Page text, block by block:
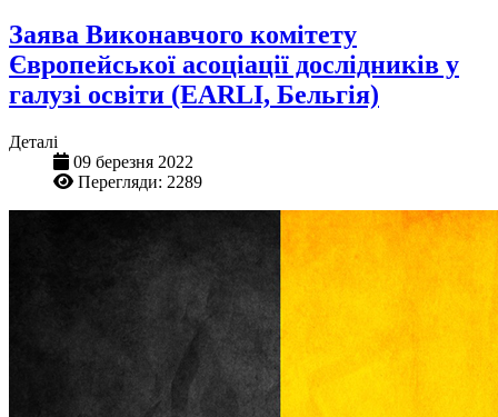
Заява Виконавчого комітету
Європейської асоціації дослідників у
галузі освіти (EARLI, Бельгія)
Деталі
09 березня 2022
Перегляди: 2289